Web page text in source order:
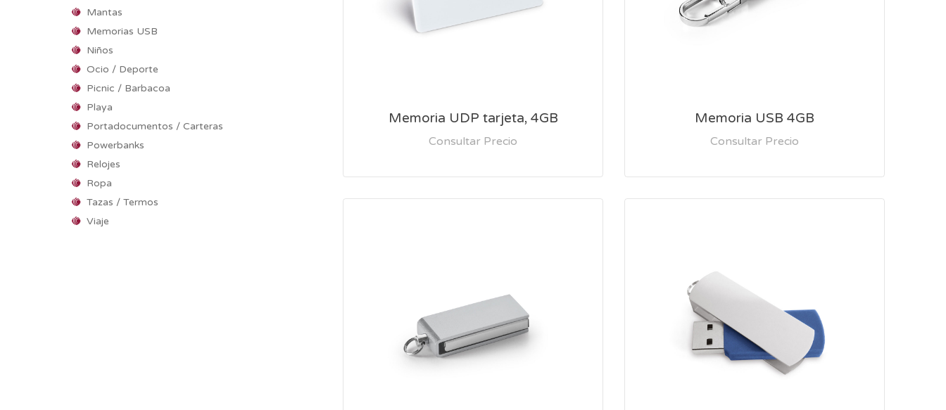
Memoria UDP tarjeta, 4GB
Consultar Precio
Memoria USB 4GB
Consultar Precio
Mantas
Memorias USB
Niños
Ocio / Deporte
Picnic / Barbacoa
Playa
Portadocumentos / Carteras
Powerbanks
Relojes
Ropa
Tazas / Termos
Viaje